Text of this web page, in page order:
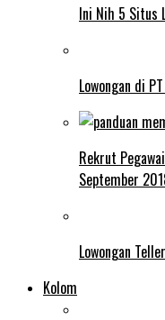
Ini Nih 5 Situs
Lowongan di
Rekrut
September
Lowongan
Kolom